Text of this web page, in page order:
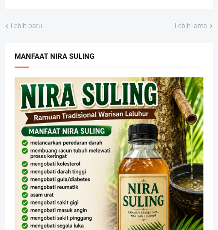
Lebih baru Lebih lama
MANFAAT NIRA SULING